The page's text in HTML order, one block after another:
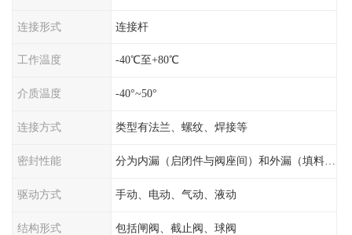
连接形式 连接杆
工作温度 -40℃至+80℃
介质温度 -40°~50°
连接方式 类型有法兰、螺纹、焊接等
密封性能
驱动方式 手动、电动、气动、液动
结构形式 包括闸阀、截止阀、球阀